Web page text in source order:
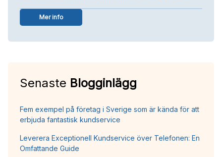
Mer info
Senaste Blogginlägg
Fem exempel på företag i Sverige som är kända för att
erbjuda fantastisk kundservice
Leverera Exceptionell Kundservice över Telefonen: En
Omfattande Guide